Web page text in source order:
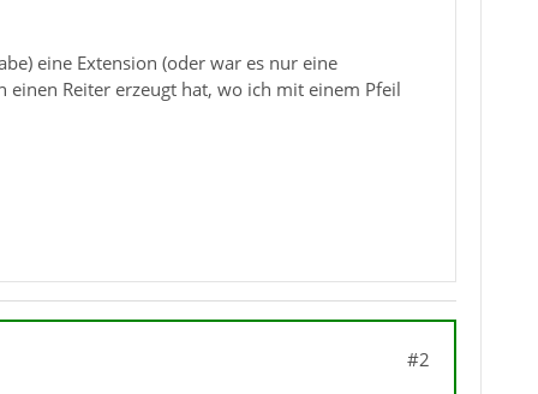
eine Extension (oder war es nur eine
einen Reiter erzeugt hat, wo ich mit einem Pfeil
#2